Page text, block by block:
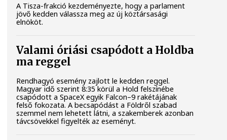
A Tisza-frakció kezdeményezte, hogy a parlament
jövő kedden válassza meg az új köztársasági
elnököt.
Valami óriási csapódott a Holdba
ma reggel
Rendhagyó esemény zajlott le kedden reggel.
Magyar idő szerint 8:35 körül a Hold felszínébe
csapódott a SpaceX egyik Falcon–9 rakétájának
felső fokozata. A becsapódást a Földről szabad
szemmel nem lehetett látni, a szakemberek azonban
távcsövekkel figyelték az eseményt.